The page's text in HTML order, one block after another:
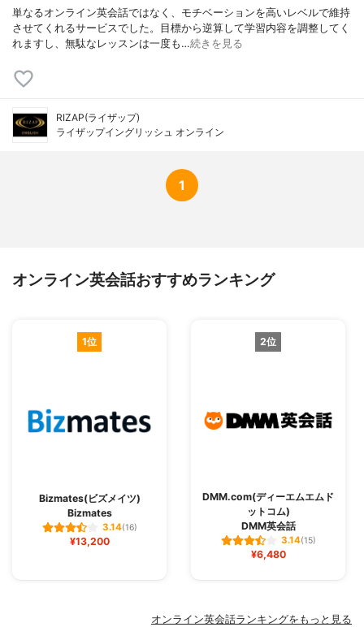
単なるオンライン英会話ではなく、モチベーションを高いレベルで維持
させてくれるサービスでした。目標から逆算して学習内容を調整してく
れますし、無駄なレッスンは一度も…続きを見る
RIZAP(ライザップ)
ライザップイングリッシュ オンライン
1
オンライン英会話おすすめランキング
1位
Bizmates(ビズメイツ)
Bizmates
3.14(16)
¥13,200
2位
DMM.com(ディーエムエムド
ットコム)
DMM英会話
3.14(15)
¥6,480
オンライン英会話ランキングをもっと見る